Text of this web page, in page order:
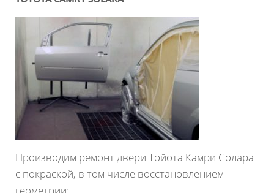
Производим ремонт двери Тойота Камри Солара
с покраской, в том числе восстановлением